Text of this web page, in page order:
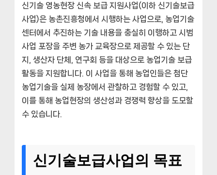
신기술 영농현장 신속 보급 지원사업(이하 신기술보급
사업)은 농촌진흥청에서 시행하는 사업으로, 농업기술
센터에서 추진하는 기술 내용을 충실히 이행하고 시범
사업 포장을 주변 농가 교육장으로 제공할 수 있는 단
지, 생산자 단체, 연구회 등을 대상으로 농업기술 보급
활동을 지원합니다. 이 사업을 통해 농업인들은 첨단
농업기술을 실제 농장에서 관찰하고 경험할 수 있고,
이를 통해 농업현장의 생산성과 경쟁력 향상을 도모할
수 있습니다.
신기술보급사업의 목표